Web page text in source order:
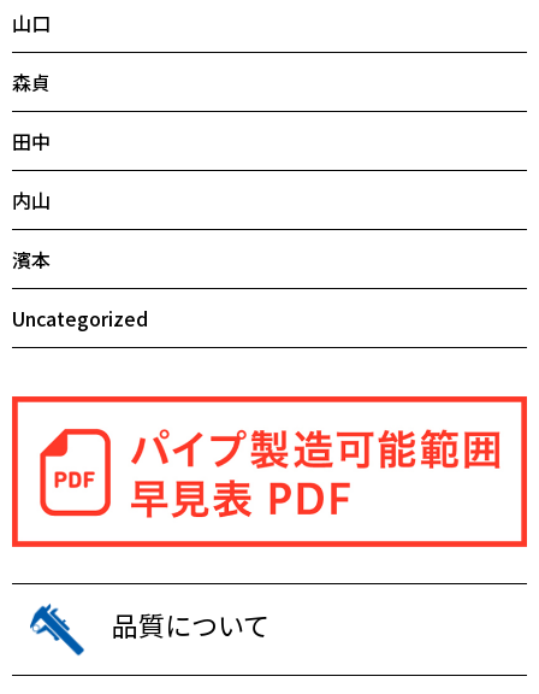
山口
森貞
田中
内山
濱本
Uncategorized
品質について